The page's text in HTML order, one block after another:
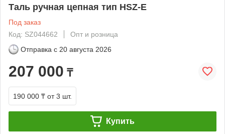
Таль ручная цепная тип HSZ-E
Под заказ
Код: SZ044662
Опт и розница
Отправка с 20 августа 2026
207 000 ₸
190 000 ₸ от 3 шт.
Купить